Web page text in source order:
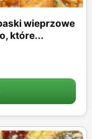
wieprzowe
które...